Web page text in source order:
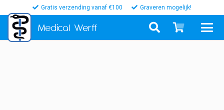
Gratis verzending vanaf €100 Graveren mogelijk!
Medical Werff